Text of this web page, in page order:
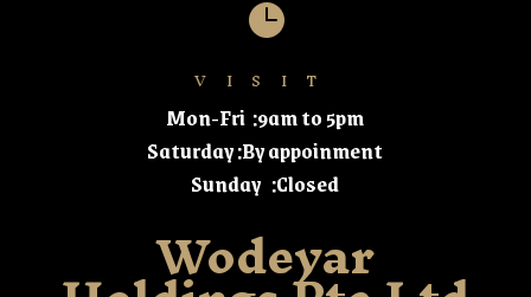

VISIT
Mon-Fri :9am to 5pm
Saturday :By appoinment
Sunday :Closed
Wodeyar